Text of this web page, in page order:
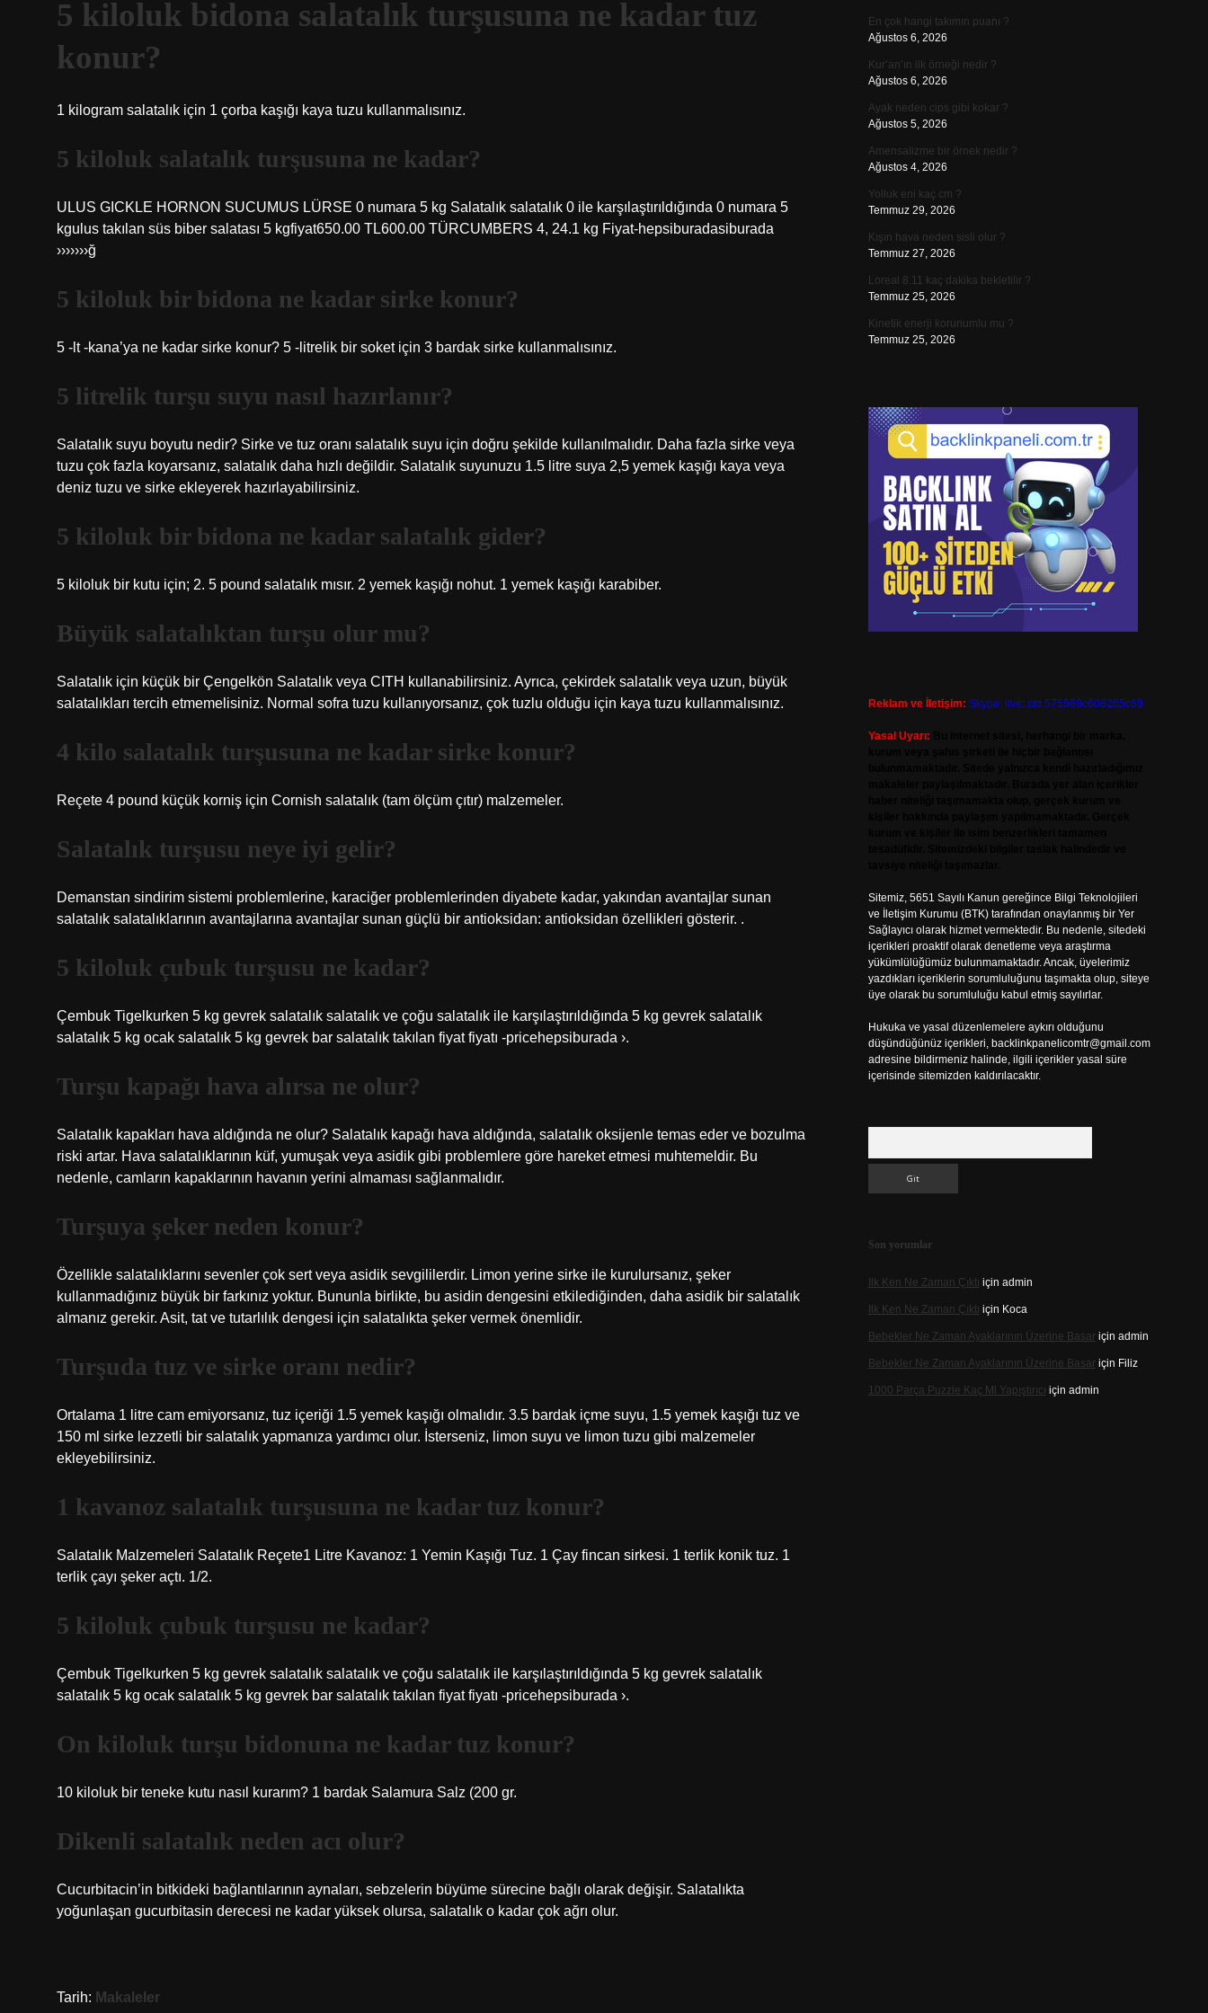
5 kiloluk bidona salatalık turşusuna ne kadar tuz
konur?
1 kilogram salatalık için 1 çorba kaşığı kaya tuzu kullanmalısınız.
5 kiloluk salatalık turşusuna ne kadar?
ULUS GICKLE HORNON SUCUMUS LÜRSE 0 numara 5 kg Salatalık salatalık 0 ile karşılaştırıldığında 0 numara 5
kgulus takılan süs biber salatası 5 kgfiyat650.00 TL600.00 TÜRCUMBERS 4, 24.1 kg Fiyat-hepsiburadasiburada
›››››››ğ
5 kiloluk bir bidona ne kadar sirke konur?
5 -lt -kana’ya ne kadar sirke konur? 5 -litrelik bir soket için 3 bardak sirke kullanmalısınız.
5 litrelik turşu suyu nasıl hazırlanır?
Salatalık suyu boyutu nedir? Sirke ve tuz oranı salatalık suyu için doğru şekilde kullanılmalıdır. Daha fazla sirke veya
tuzu çok fazla koyarsanız, salatalık daha hızlı değildir. Salatalık suyunuzu 1.5 litre suya 2,5 yemek kaşığı kaya veya
deniz tuzu ve sirke ekleyerek hazırlayabilirsiniz.
5 kiloluk bir bidona ne kadar salatalık gider?
5 kiloluk bir kutu için; 2. 5 pound salatalık mısır. 2 yemek kaşığı nohut. 1 yemek kaşığı karabiber.
Büyük salatalıktan turşu olur mu?
Salatalık için küçük bir Çengelkön Salatalık veya CITH kullanabilirsiniz. Ayrıca, çekirdek salatalık veya uzun, büyük
salatalıkları tercih etmemelisiniz. Normal sofra tuzu kullanıyorsanız, çok tuzlu olduğu için kaya tuzu kullanmalısınız.
4 kilo salatalık turşusuna ne kadar sirke konur?
Reçete 4 pound küçük korniş için Cornish salatalık (tam ölçüm çıtır) malzemeler.
Salatalık turşusu neye iyi gelir?
Demanstan sindirim sistemi problemlerine, karaciğer problemlerinden diyabete kadar, yakından avantajlar sunan
salatalık salatalıklarının avantajlarına avantajlar sunan güçlü bir antioksidan: antioksidan özellikleri gösterir. .
5 kiloluk çubuk turşusu ne kadar?
Çembuk Tigelkurken 5 kg gevrek salatalık salatalık ve çoğu salatalık ile karşılaştırıldığında 5 kg gevrek salatalık
salatalık 5 kg ocak salatalık 5 kg gevrek bar salatalık takılan fiyat fiyatı -pricehepsiburada ›.
Turşu kapağı hava alırsa ne olur?
Salatalık kapakları hava aldığında ne olur? Salatalık kapağı hava aldığında, salatalık oksijenle temas eder ve bozulma
riski artar. Hava salatalıklarının küf, yumuşak veya asidik gibi problemlere göre hareket etmesi muhtemeldir. Bu
nedenle, camların kapaklarının havanın yerini almaması sağlanmalıdır.
Turşuya şeker neden konur?
Özellikle salatalıklarını sevenler çok sert veya asidik sevgililerdir. Limon yerine sirke ile kurulursanız, şeker
kullanmadığınız büyük bir farkınız yoktur. Bununla birlikte, bu asidin dengesini etkilediğinden, daha asidik bir salatalık
almanız gerekir. Asit, tat ve tutarlılık dengesi için salatalıkta şeker vermek önemlidir.
Turşuda tuz ve sirke oranı nedir?
Ortalama 1 litre cam emiyorsanız, tuz içeriği 1.5 yemek kaşığı olmalıdır. 3.5 bardak içme suyu, 1.5 yemek kaşığı tuz ve
150 ml sirke lezzetli bir salatalık yapmanıza yardımcı olur. İsterseniz, limon suyu ve limon tuzu gibi malzemeler
ekleyebilirsiniz.
1 kavanoz salatalık turşusuna ne kadar tuz konur?
Salatalık Malzemeleri Salatalık Reçete1 Litre Kavanoz: 1 Yemin Kaşığı Tuz. 1 Çay fincan sirkesi. 1 terlik konik tuz. 1
terlik çayı şeker açtı. 1/2.
5 kiloluk çubuk turşusu ne kadar?
Çembuk Tigelkurken 5 kg gevrek salatalık salatalık ve çoğu salatalık ile karşılaştırıldığında 5 kg gevrek salatalık
salatalık 5 kg ocak salatalık 5 kg gevrek bar salatalık takılan fiyat fiyatı -pricehepsiburada ›.
On kiloluk turşu bidonuna ne kadar tuz konur?
10 kiloluk bir teneke kutu nasıl kurarım? 1 bardak Salamura Salz (200 gr.
Dikenli salatalık neden acı olur?
Cucurbitacin’in bitkideki bağlantılarının aynaları, sebzelerin büyüme sürecine bağlı olarak değişir. Salatalıkta
yoğunlaşan gucurbitasin derecesi ne kadar yüksek olursa, salatalık o kadar çok ağrı olur.
Tarih: Makaleler
En çok hangi takımın puanı ?
Ağustos 6, 2026
Kur’an’ın ilk örneği nedir ?
Ağustos 6, 2026
Ayak neden cips gibi kokar ?
Ağustos 5, 2026
Amensalizme bir örnek nedir ?
Ağustos 4, 2026
Yolluk eni kaç cm ?
Temmuz 29, 2026
Kışın hava neden sisli olur ?
Temmuz 27, 2026
Loreal 8.11 kaç dakika bekletilir ?
Temmuz 25, 2026
Kinetik enerji korunumlu mu ?
Temmuz 25, 2026
Reklam ve İletişim: Skype: live:.cid.575569c608265c69
Yasal Uyarı:
Sitemiz, 5651 Sayılı Kanun gereğince Bilgi Teknolojileri
ve İletişim Kurumu (BTK) tarafından onaylanmış bir Yer
Sağlayıcı olarak hizmet vermektedir. Bu nedenle, sitedeki
içerikleri proaktif olarak denetleme veya araştırma
yükümlülüğümüz bulunmamaktadır. Ancak, üyelerimiz
yazdıkları içeriklerin sorumluluğunu taşımakta olup, siteye
üye olarak bu sorumluluğu kabul etmiş sayılırlar.
Hukuka ve yasal düzenlemelere aykırı olduğunu
düşündüğünüz içerikleri, backlinkpanelicomtr@gmail.com
adresine bildirmeniz halinde, ilgili içerikler yasal süre
içerisinde sitemizden kaldırılacaktır.
Son yorumlar
Ilk Ken Ne Zaman Çıktı için admin
Ilk Ken Ne Zaman Çıktı için Koca
Bebekler Ne Zaman Ayaklarının Üzerine Basariçin admin
Bebekler Ne Zaman Ayaklarının Üzerine Basariçin Filiz
1000 Parça Puzzle Kaç Ml Yapıştırıcı için admin